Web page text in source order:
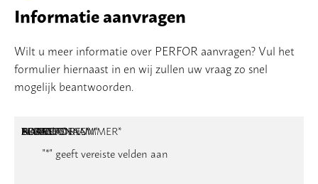
Informatie aanvragen
Wilt u meer informatie over PERFOR aanvragen? Vul het
formulier hiernaast in en wij zullen uw vraag zo snel
mogelijk beantwoorden.
"*" geeft vereiste velden aan
NAAM*
BEDRIJFSNAAM*
E-MAILADRES*
TELEFOONNUMMER*
POSTCODE
ADRES
BERICHT*